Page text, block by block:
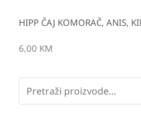
HIPP ČAJ KOMORAČ, ANIS,
6,00 KM
Pretraži: